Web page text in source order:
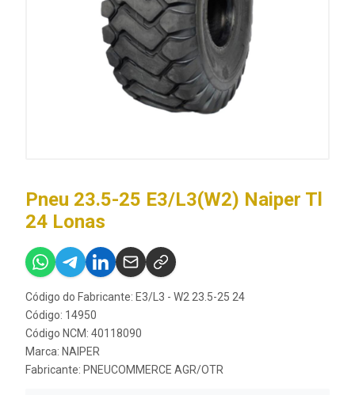
Pneu 23.5-25 E3/L3(W2) Naiper Tl
24 Lonas
Código do Fabricante: E3/L3 - W2 23.5-25 24
Código: 14950
Código NCM: 40118090
Marca: NAIPER
Fabricante: PNEUCOMMERCE AGR/OTR